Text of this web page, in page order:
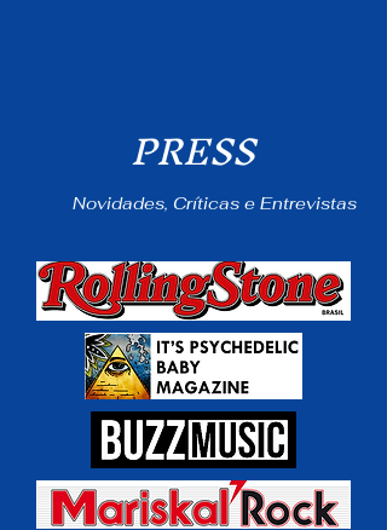
PRESS
Novidades, Críticas e Entrevistas